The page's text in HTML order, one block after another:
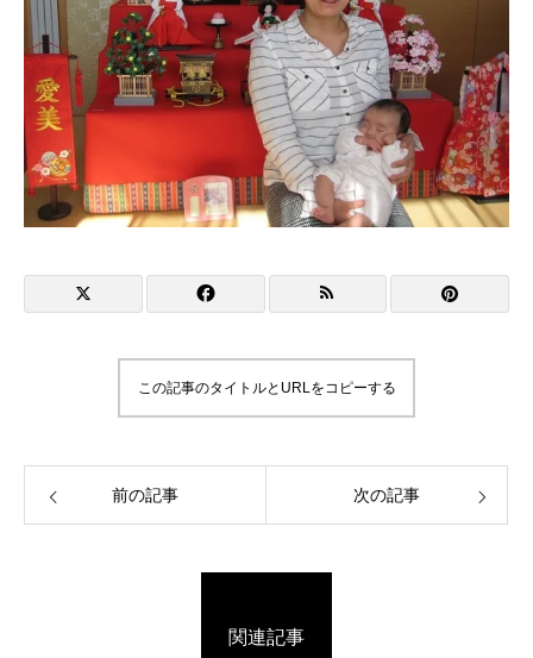
この記事のタイトルとURLをコピーする
前の記事 次の記事
関連記事